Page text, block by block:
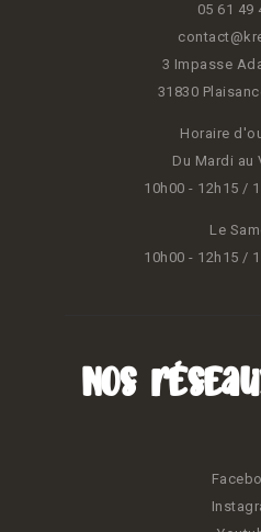
05 61 49
3 Impasse
31830
Horaire
Du Mardi au
10h00 - 12h15 /
Le
10h00 - 12h15 /
Nos